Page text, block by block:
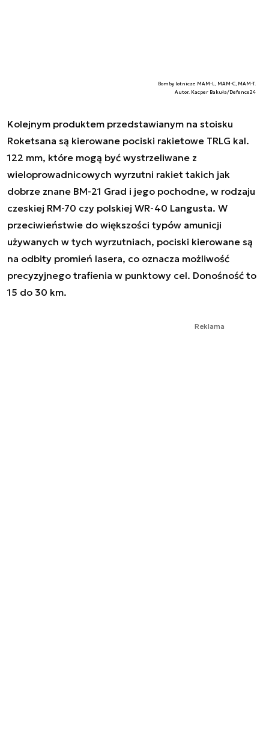
Bomby lotnicze MAM-L, MAM-C, MAM-T.
Autor. Kacper Bakuła/Defence24
Kolejnym produktem przedstawianym na stoisku
Roketsana są kierowane pociski rakietowe TRLG kal.
122 mm, które mogą być wystrzeliwane z
wieloprowadnicowych wyrzutni rakiet takich jak
dobrze znane BM-21 Grad i jego pochodne, w rodzaju
czeskiej RM-70 czy polskiej WR-40 Langusta. W
przeciwieństwie do większości typów amunicji
używanych w tych wyrzutniach, pociski kierowane są
na odbity promień lasera, co oznacza możliwość
precyzyjnego trafienia w punktowy cel. Donośność to
15 do 30 km.
Reklama